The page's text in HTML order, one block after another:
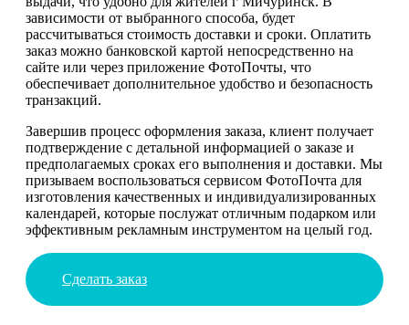
зависимости от выбранного способа, будет
рассчитываться стоимость доставки и сроки. Оплатить
заказ можно банковской картой непосредственно на
сайте или через приложение ФотоПочты, что
обеспечивает дополнительное удобство и безопасность
транзакций.
Завершив процесс оформления заказа, клиент получает
подтверждение с детальной информацией о заказе и
предполагаемых сроках его выполнения и доставки. Мы
призываем воспользоваться сервисом ФотоПочта для
изготовления качественных и индивидуализированных
календарей, которые послужат отличным подарком или
эффективным рекламным инструментом на целый год.
Сделать заказ